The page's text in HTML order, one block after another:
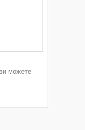
можете